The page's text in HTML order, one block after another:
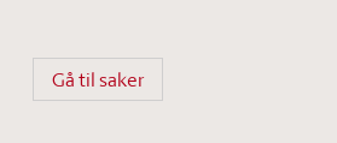
Gå til saker